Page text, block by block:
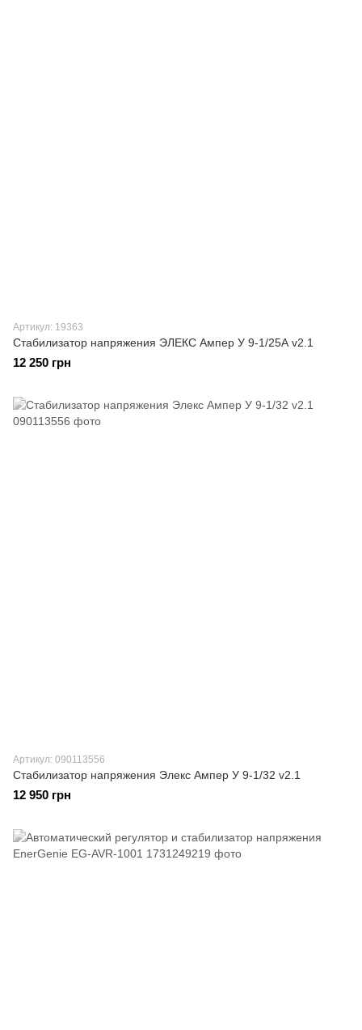
Артикул: 19363
Стабилизатор напряжения ЭЛЕКС Ампер У 9-1/25А v2.1
12 250 грн
Артикул: 090113556
Стабилизатор напряжения Элекс Ампер У 9-1/32 v2.1
12 950 грн